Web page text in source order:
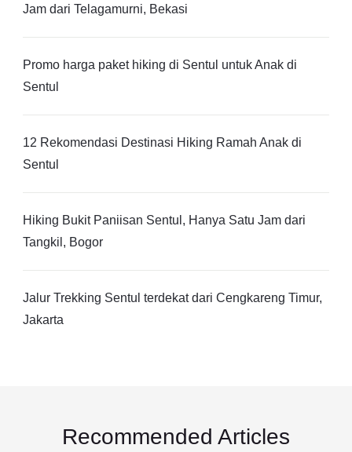
Jam dari Telagamurni, Bekasi
Promo harga paket hiking di Sentul untuk Anak di
Sentul
12 Rekomendasi Destinasi Hiking Ramah Anak di
Sentul
Hiking Bukit Paniisan Sentul, Hanya Satu Jam dari
Tangkil, Bogor
Jalur Trekking Sentul terdekat dari Cengkareng Timur,
Jakarta
Recommended Articles